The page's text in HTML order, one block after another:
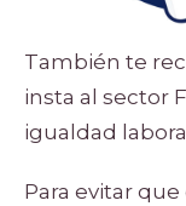
También te
insta al sector
igualdad laboral
Para evitar